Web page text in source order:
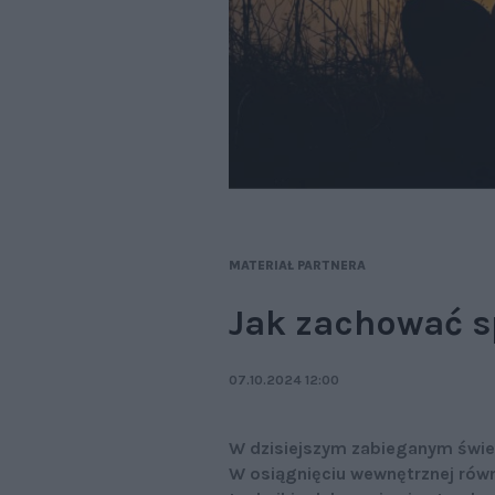
MATERIAŁ PARTNERA
Jak zachować
07.10.2024 12:00
W dzisiejszym zabieganym
W osiągnięciu wewnętrznej